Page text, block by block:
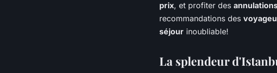
prix, et profiter des
recommandations des
séjour inoubliable!
La splendeur